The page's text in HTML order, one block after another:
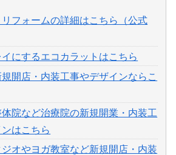
フォームの詳細はこちら（公式
にするエコカラットはこちら
開店・内装工事やデザインならこ
院など治療院の新規開業・内装工
はこちら
オやヨガ教室など新規開店・内装